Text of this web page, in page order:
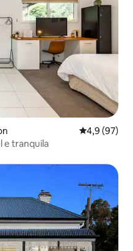
4,9 de uma
4,9 (97)
e tranquila
hóspedes